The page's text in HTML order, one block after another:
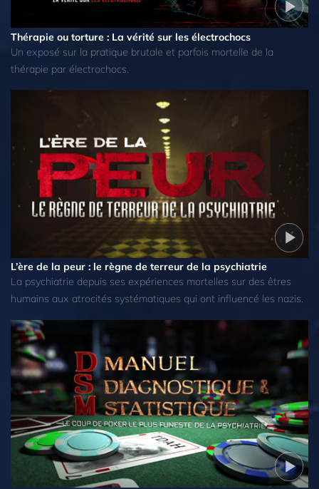
Thérapie ou torture : La vérité sur les électrochocs
Un exposé sur la pratique brutale et parfois mortelle de la
thérapie par électrochocs.
L’ère de la peur : le règne de terreur de la psychiatrie
La psychiatrie depuis ses expériences mortelles sur des êtres
humains aux atrocités systématiques qui ont influencé les nazis.